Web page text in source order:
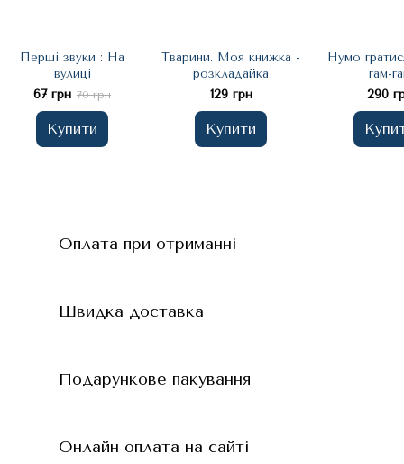
Перші звуки : На
вулиці
67 грн 70 грн
Купити
Тварини. Моя книжка -
розкладайка
129 грн
Купити
Нумо
гам-
290
Оплата при отриманні
Швидка доставка
Подарункове пакування
Онлайн оплата на сайті